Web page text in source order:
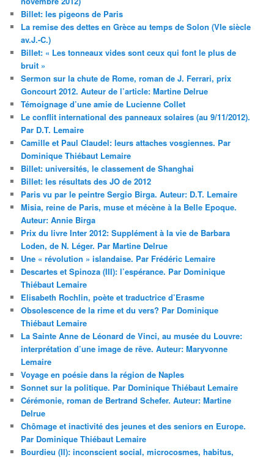
Billet: les pigeons de Paris
La remise des dettes en Grèce au temps de Solon (VIe siècle
av.J.-C.)
Billet: « Les tonneaux vides sont ceux qui font le plus de
bruit »
Sermon sur la chute de Rome, roman de J. Ferrari, prix
Goncourt 2012. Auteur de l’article: Martine Delrue
Témoignage d’une amie de Lucienne Collet
Le conflit international des panneaux solaires (au 9/11/2012).
Par D.T. Lemaire
Camille et Paul Claudel: leurs attaches vosgiennes. Par
Dominique Thiébaut Lemaire
Billet: universités, le classement de Shanghai
Billet: les résultats des JO de 2012
Paris vu par le peintre Sergio Birga. Auteur: D.T. Lemaire
Misia, reine de Paris, muse et mécène à la Belle Epoque.
Auteur: Annie Birga
Prix du livre Inter 2012: Supplément à la vie de Barbara
Loden, de N. Léger. Par Martine Delrue
Une « révolution » islandaise. Par Frédéric Lemaire
Descartes et Spinoza (III): l’espérance. Par Dominique
Thiébaut Lemaire
Elisabeth Rochlin, poète et traductrice d’Erasme
Obsolescence de la rime et du vers? Par Dominique
Thiébaut Lemaire
La Sainte Anne de Léonard de Vinci, au musée du Louvre:
interprétation d’une image de rêve. Auteur: Maryvonne
Lemaire
Voyage en poésie dans la région de Naples
Sonnet sur la politique. Par Dominique Thiébaut Lemaire
Cérémonie, roman de Bertrand Schefer. Auteur: Martine
Delrue
Chômage et inactivité des jeunes et des seniors en Europe.
Par Dominique Thiébaut Lemaire
Bourdieu (II): inconscient social, microcosmes, habitus,